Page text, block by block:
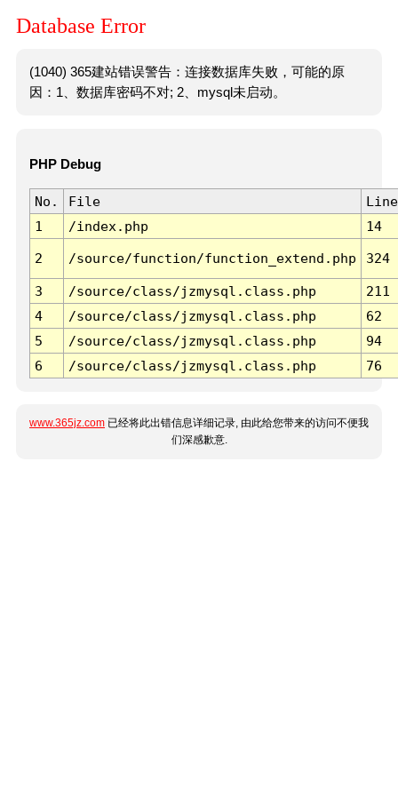
Database Error
(1040) 365建站错误警告：连接数据库失败，可能的原
因：1、数据库密码不对; 2、mysql未启动。
PHP Debug
No. File
Line
1
/index.php 14
2 /source/function/function_extend.php 324
3 /source/class/jzmysql.class.php
211
4
/source/class/jzmysql.class.php
62
5
/source/class/jzmysql.class.php
94
6
/source/class/jzmysql.class.php 76
www.365jz.com 已经将此出错信息详细记录, 由此给您带来的访问不便我
们深感歉意.